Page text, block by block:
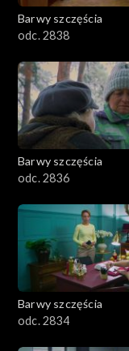
Barwy szczęścia
odc. 2838
Barwy szczęścia
odc. 2836
Barwy szczęścia
odc. 2834